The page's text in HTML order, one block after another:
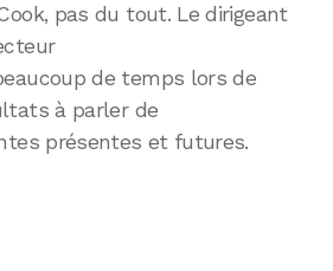
pas du tout. Le dirigeant
de temps lors de
à parler de
présentes et futures.